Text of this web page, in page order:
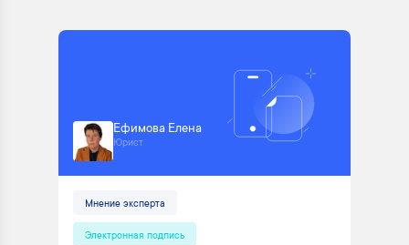
Ефимова Елена
Юрист
Мнение эксперта
Электронная подпись